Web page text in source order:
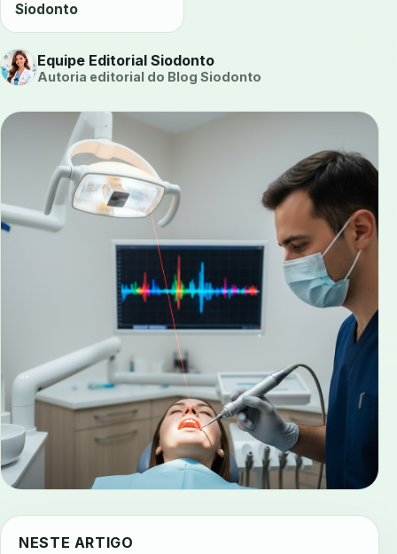
Siodonto
Equipe Editorial Siodonto
Autoria editorial do Blog Siodonto
NESTE ARTIGO